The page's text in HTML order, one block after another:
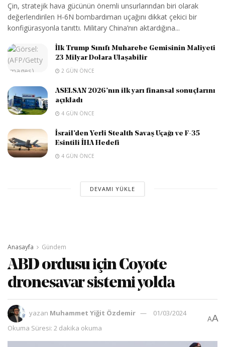
Çin, stratejik hava gücünün önemli unsurlarından biri olarak
değerlendirilen H-6N bombardıman uçağını dikkat çekici bir
konfigürasyonla tanıttı. Military China’nın aktardığına...
İlk Trump Sınıfı Muharebe Gemisinin Maliyeti
23 Milyar Dolara Ulaşabilir
2 GÜN ÖNCE
ASELSAN 2026’nın ilk yarı finansal sonuçlarını
açıkladı
4 GÜN ÖNCE
İsrail’den Yerli Stealth Savaş Uçağı ve F-35
Esintili İHA Hedefi
4 GÜN ÖNCE
DEVAMI YÜKLE
Anasayfa Gündem
ABD ordusu için Coyote
dronesavar sistemi yolda
yazan Muhammet Yiğit Özdemir
01/03/2024
Okuma Süresi: 2 dakika okuma
AA